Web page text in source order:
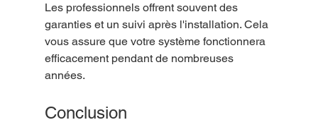
Les professionnels offrent souvent des
garanties et un suivi après l'installation. Cela
vous assure que votre système fonctionnera
efficacement pendant de nombreuses
années.
Conclusion